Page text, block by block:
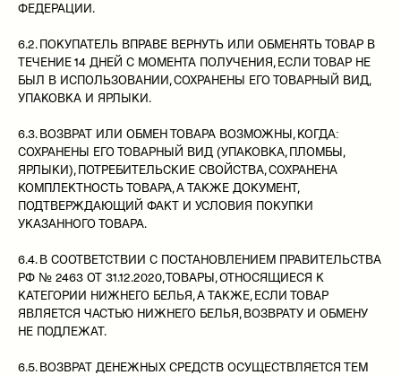
ФЕДЕРАЦИИ.
6.2. ПОКУПАТЕЛЬ ВПРАВЕ ВЕРНУТЬ ИЛИ ОБМЕНЯТЬ ТОВАР В
ТЕЧЕНИЕ 14 ДНЕЙ С МОМЕНТА ПОЛУЧЕНИЯ, ЕСЛИ ТОВАР НЕ
БЫЛ В ИСПОЛЬЗОВАНИИ, СОХРАНЕНЫ ЕГО ТОВАРНЫЙ ВИД,
УПАКОВКА И ЯРЛЫКИ.
6.3. ВОЗВРАТ ИЛИ ОБМЕН ТОВАРА ВОЗМОЖНЫ, КОГДА:
СОХРАНЕНЫ ЕГО ТОВАРНЫЙ ВИД (УПАКОВКА, ПЛОМБЫ,
ЯРЛЫКИ), ПОТРЕБИТЕЛЬСКИЕ СВОЙСТВА, СОХРАНЕНА
КОМПЛЕКТНОСТЬ ТОВАРА, А ТАКЖЕ ДОКУМЕНТ,
ПОДТВЕРЖДАЮЩИЙ ФАКТ И УСЛОВИЯ ПОКУПКИ
УКАЗАННОГО ТОВАРА.
6.4. В СООТВЕТСТВИИ С ПОСТАНОВЛЕНИЕМ ПРАВИТЕЛЬСТВА
РФ № 2463 ОТ 31.12.2020, ТОВАРЫ, ОТНОСЯЩИЕСЯ К
КАТЕГОРИИ НИЖНЕГО БЕЛЬЯ, А ТАКЖЕ, ЕСЛИ ТОВАР
ЯВЛЯЕТСЯ ЧАСТЬЮ НИЖНЕГО БЕЛЬЯ, ВОЗВРАТУ И ОБМЕНУ
НЕ ПОДЛЕЖАТ.
6.5. ВОЗВРАТ ДЕНЕЖНЫХ СРЕДСТВ ОСУЩЕСТВЛЯЕТСЯ ТЕМ